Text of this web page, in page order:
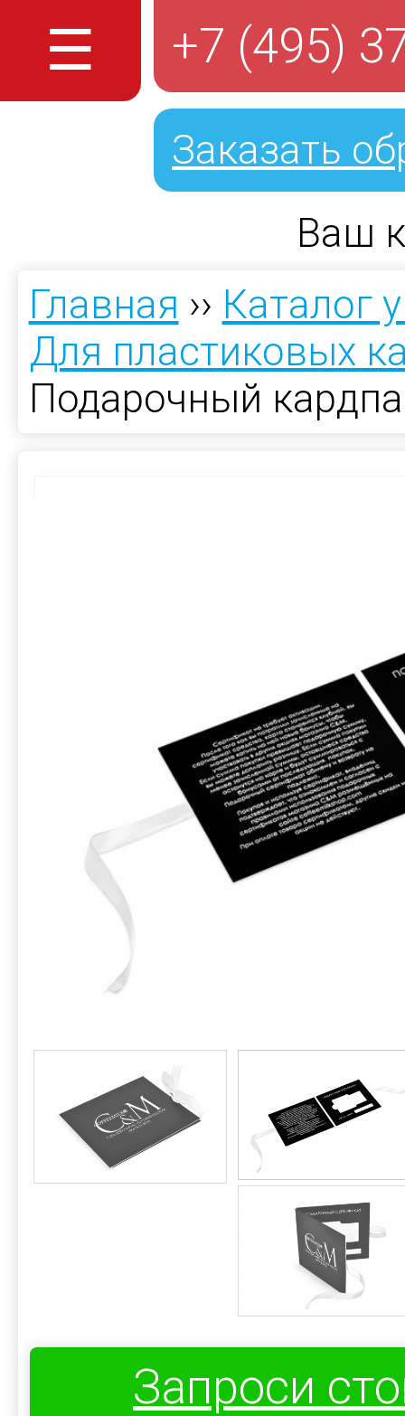
☰ +7 (495)
Заказать
Ваш
Главная ›› Каталог
Для пластиковых
Подарочный
Запроси